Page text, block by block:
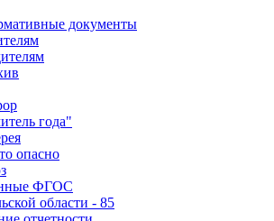
документы
года"
опасно
ФГОС
области - 85